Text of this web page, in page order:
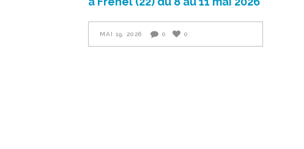
MAI 19, 2026 0 0